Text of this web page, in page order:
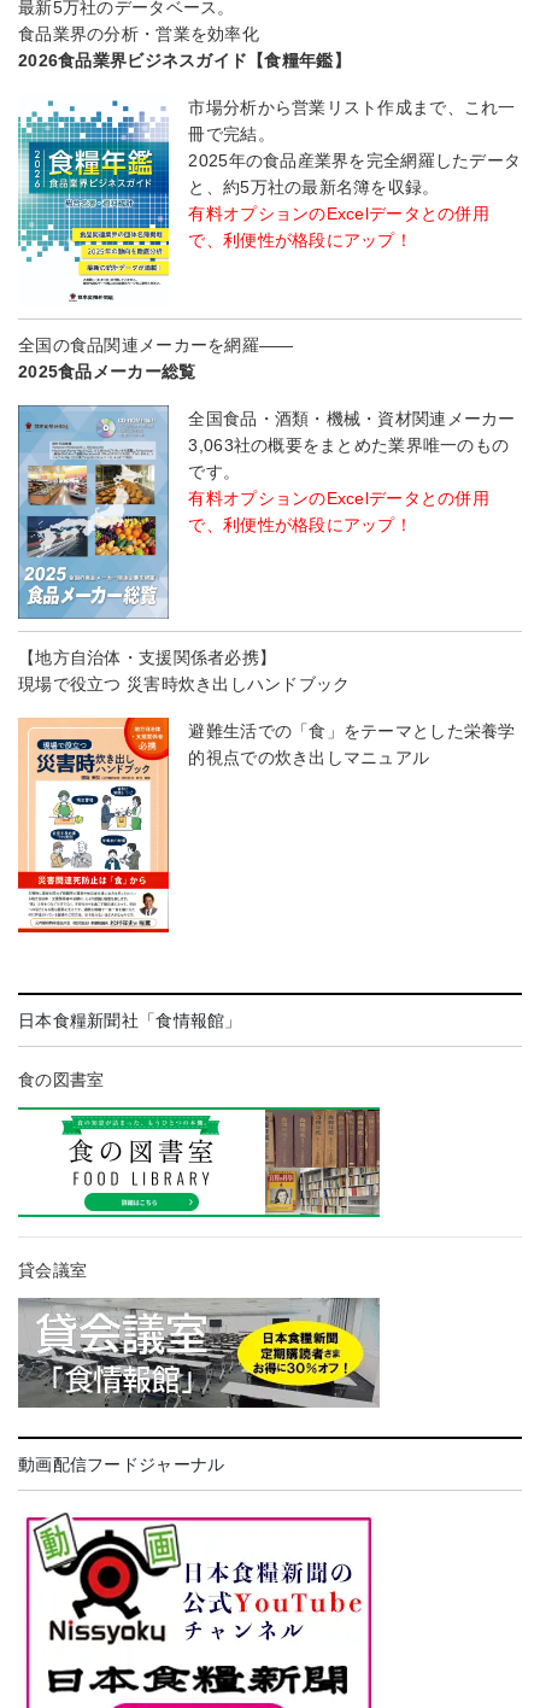
最新5万社のデータベース。
食品業界の分析・営業を効率化
2026食品業界ビジネスガイド【食糧年鑑】
市場分析から営業リスト作成まで、これ一
冊で完結。
2025年の食品産業界を完全網羅したデータ
と、約5万社の最新名簿を収録。
有料オプションのExcelデータとの併用
で、利便性が格段にアップ！
全国の食品関連メーカーを網羅――
2025食品メーカー総覧
全国食品・酒類・機械・資材関連メーカー
3,063社の概要をまとめた業界唯一のもの
です。
有料オプションのExcelデータとの併用
で、利便性が格段にアップ！
【地方自治体・支援関係者必携】
現場で役立つ 災害時炊き出しハンドブック
避難生活での「食」をテーマとした栄養学
的視点での炊き出しマニュアル
日本食糧新聞社「食情報館」
食の図書室
貸会議室
動画配信フードジャーナル